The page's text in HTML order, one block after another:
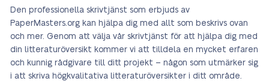
Den professionella skrivtjänst som erbjuds av
PaperMasters.org kan hjälpa dig med allt som beskrivs ovan
och mer. Genom att välja vår skrivtjänst för att hjälpa dig med
din litteraturöversikt kommer vi att tilldela en mycket erfaren
och kunnig rådgivare till ditt projekt – någon som utmärker sig
i att skriva högkvalitativa litteraturöversikter i ditt område.